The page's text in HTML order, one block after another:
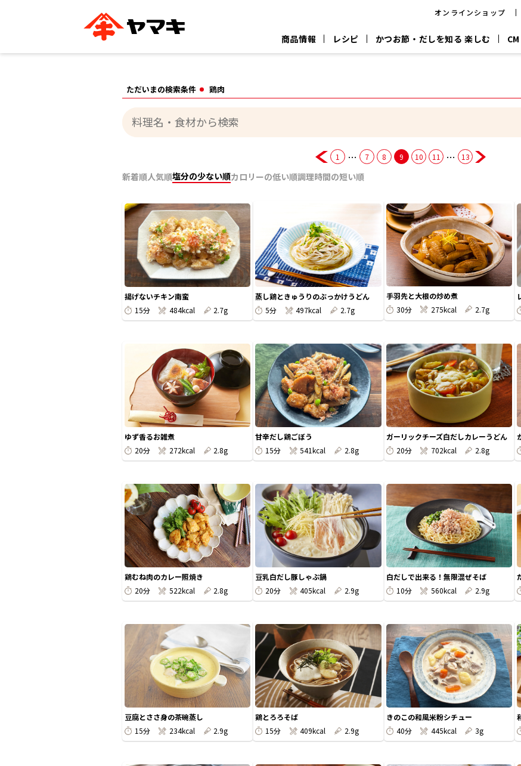
オンラインショップ
商品情報 レシピ かつお節・だしを知る 楽しむ
ヤマキ
『めんつゆ』
割烹白だし®
だし屋の鍋
カテゴリー別
かつお節 削りぶし かつおパック 煮干 粉末 だしの素 だしパック つゆ
おいしいレシピTOP
汁物レシピ
ただいまの検索条件 鶏肉
1 … 7 8 9 10 11 … 13
新着順人気順塩分の少ない順カロリーの低い順調理時間の短い順
揚げないチキン南蛮
15分
484kcal 2.7g
蒸し鶏ときゅうりのぶっかけうどん
5分
497kcal 2.7g
手羽先と大根の炒め煮
30分
275kcal 2.7g
ゆず香るお雑煮
20分
272kcal 2.8g
甘辛だし鶏ごぼう
15分
541kcal 2.8g
ガーリックチーズ白だしカレーうどん
20分
702kcal 2.8g
鶏むね肉のカレー照焼き
20分
522kcal 2.8g
豆乳白だし豚しゃぶ鍋
20分
405kcal 2.9g
白だしで出来る！無限混ぜそば
10分
560kcal 2.9g
豆腐とささ身の茶碗蒸し
15分
234kcal 2.9g
鶏とろろそば
15分
409kcal 2.9g
きのこの和風米粉シチュー
40分
445kcal 3g